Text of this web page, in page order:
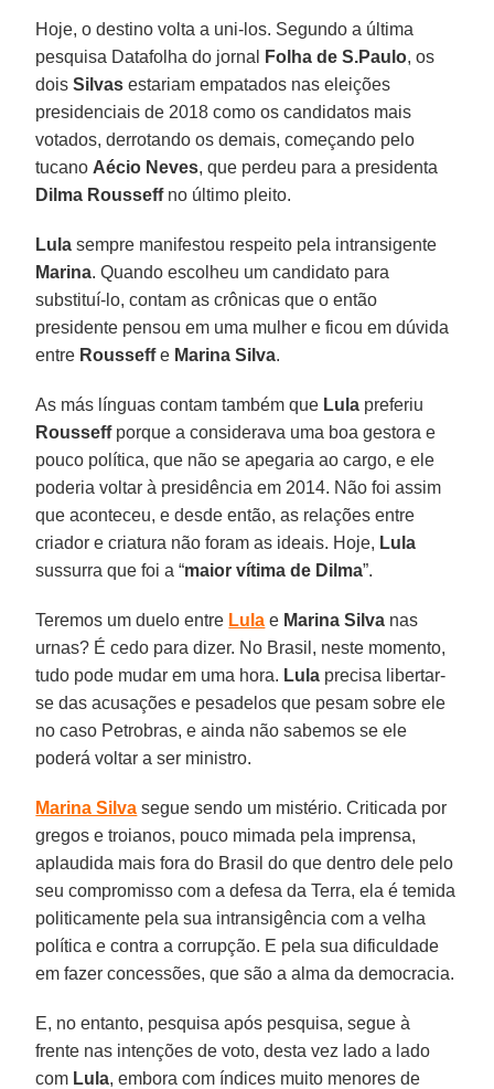
Hoje, o destino volta a uni-los. Segundo a última
pesquisa Datafolha do jornal
Folha de S.Paulo, os
doisSilvas estariam empatados nas eleições
presidenciais de 2018 como os candidatos mais
votados, derrotando os demais, começando pelo
tucano Aécio Neves, que perdeu para a presidenta
Dilma Rousseffno último pleito.
Lula sempre manifestou respeito pela intransigente
Marina. Quando escolheu um candidato para
substituí-lo, contam as crônicas que o então
presidente pensou em uma mulher e ficou em dúvida
entre Rousseffe Marina Silva.
As más línguas contam também que Lula preferiu
Rousseffporque a considerava uma boa gestora e
pouco política, que não se apegaria ao cargo, e ele
poderia voltar à presidência em 2014. Não foi assim
que aconteceu, e desde então, as relações entre
criador e criatura não foram as ideais. Hoje, Lula
sussurra que foi a “maior vítima de Dilma”.
Teremos um duelo entre Lula e Marina Silva nas
urnas? É cedo para dizer. No Brasil, neste momento,
tudo pode mudar em uma hora. Lula precisa libertar-
se das acusações e pesadelos que pesam sobre ele
no caso Petrobras, e ainda não sabemos se ele
poderá voltar a ser ministro.
Marina Silva segue sendo um mistério. Criticada por
gregos e troianos, pouco mimada pela imprensa,
aplaudida mais fora do Brasil do que dentro dele pelo
seu compromisso com a defesa da Terra, ela é temida
politicamente pela sua intransigência com a velha
política e contra a corrupção. E pela sua dificuldade
em fazer concessões, que são a alma da democracia.
E, no entanto, pesquisa após pesquisa, segue à
frente nas intenções de voto, desta vez lado a lado
com Lula, embora com índices muito menores de